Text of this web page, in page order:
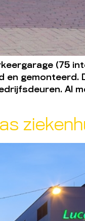
(75
en gemonteerd.
Al